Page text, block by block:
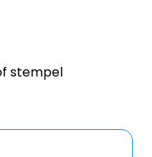
stempel